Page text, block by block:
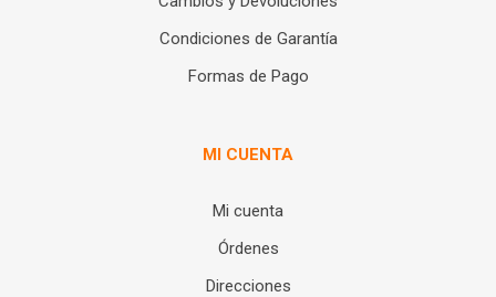
Condiciones de Garantía
Formas de Pago
MI CUENTA
Mi cuenta
Órdenes
Direcciones